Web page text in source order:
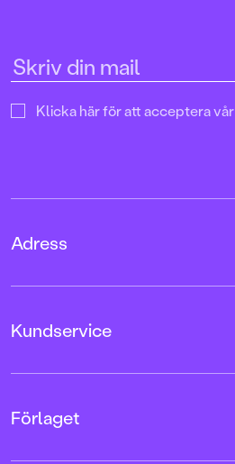
Klicka här för att acceptera vår
Adress
103 12 Stockholm
Kundservice
Kundservice
Förlaget